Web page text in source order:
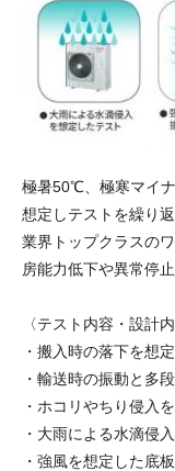
極暑50℃、極寒マイ
想定しテストを繰り
業界トップクラスの
房能力低下や異常停
〈テスト内容・設計内
・搬入時の落下を想
・輸送時の振動と多
・ホコリやちり侵入
・大雨による水滴侵
・強風を想定した底